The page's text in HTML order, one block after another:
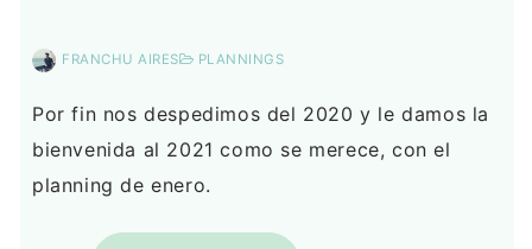
FRANCHU AIRES PLANNINGS
Por fin nos despedimos del 2020 y le damos la
bienvenida al 2021 como se merece, con el
planning de enero.